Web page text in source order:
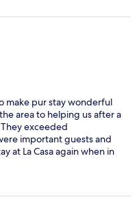
make pur stay wonderful
area to helping us after a
exceeded
important guests and
at La Casa again when in